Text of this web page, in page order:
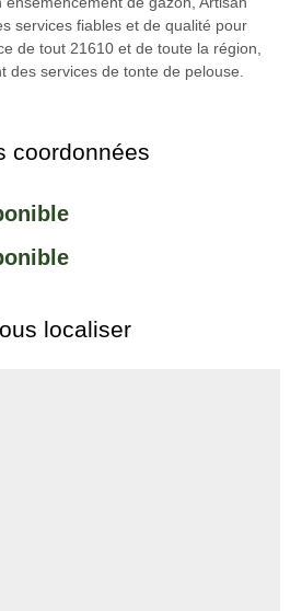
services fiables et de qualité pour
de tout 21610 et de toute la région,
des services de tonte de pelouse.
coordonnées
localiser